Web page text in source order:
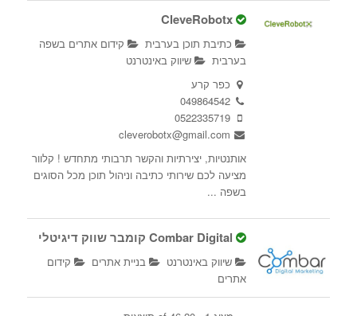
CleveRobotx
כתיבת תוכן בערבית
קידום אתרים בשפה
בערבית
שיווק באינטרנט
כפר קרע
049864542
0522335719
cleverobotx@gmail.com
אותנטיות, יצירתיות והקשר תרבותי מתחדש ! קלוור
מציעה לכם שירותי כתיבה וניהול תוכן מכל הסוגים
בשפה ...
Combar Digital קומבר שווק דיגיטלי
שיווק באינטרנט בניית אתרים
קידום
אתרים
הבונים 2, נתניה, ישראל